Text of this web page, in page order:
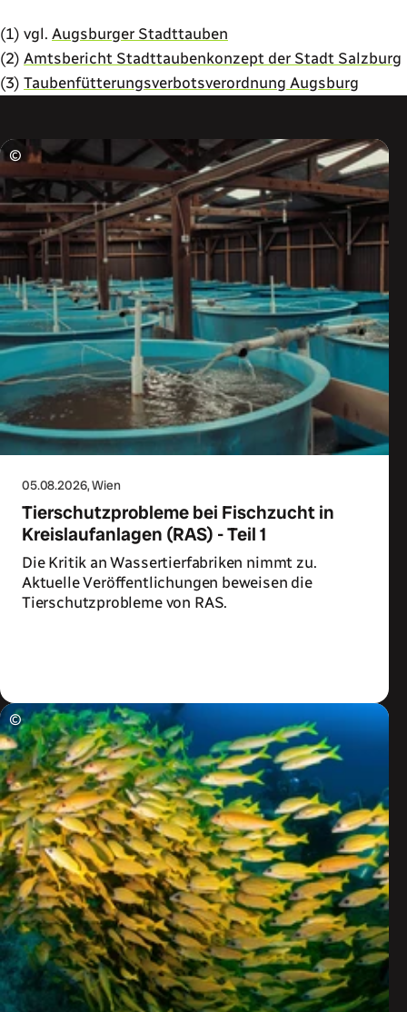
(1) vgl. Augsburger Stadttauben
(2) Amtsbericht Stadttaubenkonzept der Stadt Salzburg
(3) Taubenfütterungsverbotsverordnung Augsburg
©
05.08.2026, Wien
Tierschutzprobleme bei Fischzucht in
Kreislaufanlagen (RAS) - Teil 1
Die Kritik an Wassertierfabriken nimmt zu.
Aktuelle Veröffentlichungen beweisen die
Tierschutzprobleme von RAS.
©